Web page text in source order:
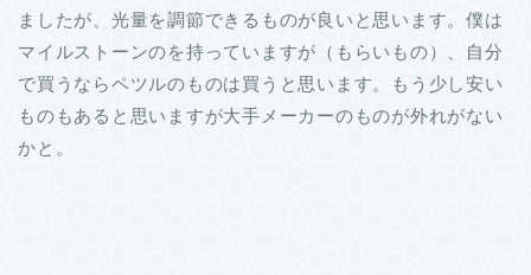
ましたが、光量を調節できるものが良いと思います。僕は
マイルストーンのを持っていますが（もらいもの）、自分
で買うならペツルのものは買うと思います。もう少し安い
ものもあると思いますが大手メーカーのものが外れがない
かと。